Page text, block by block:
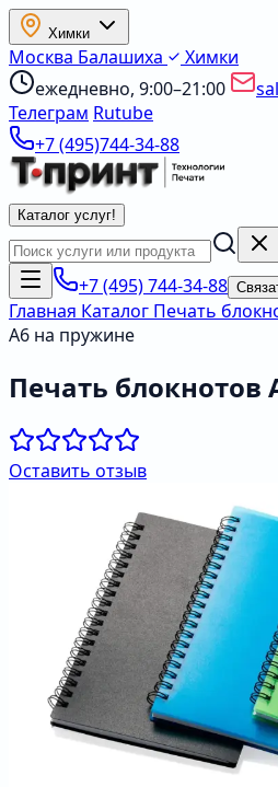
Химки
Москва Балашиха
Химки
ежедневно, 9:00–21:00
Телеграм Rutube
+7 (495)744-34-88
Каталог услуг!
+7 (495) 744-34-88
Главная Каталог Печать
А6 на пружине
Печать блокнотов
Оставить отзыв